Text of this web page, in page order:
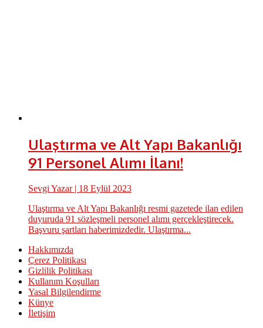
Ulaştırma ve Alt Yapı Bakanlığı
91 Personel Alımı İlanı!
Sevgi Yazar| 18 Eylül 2023
Ulaştırma ve Alt Yapı Bakanlığı resmi gazetede ilan edilen
duyuruda 91 sözleşmeli personel alımı gerçekleştirecek.
Başvuru şartları haberimizdedir. Ulaştırma...
Hakkımızda
Çerez Politikası
Gizlilik Politikası
Kullanım Koşulları
Yasal Bilgilendirme
Künye
İletişim